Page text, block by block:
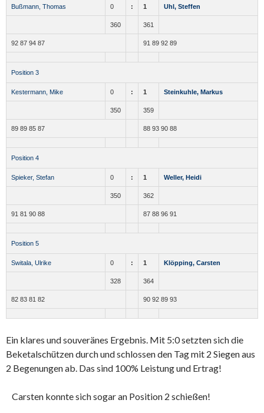
Bußmann, Thomas 0 : 1 Uhl, Steffen
360 361
92 87 94 87 91 89 92 89
Position 3
Kestermann, Mike 0 : 1 Steinkuhle, Markus
350 359
89 89 85 87 88 93 90 88
Position 4
Spieker, Stefan 0 : 1 Weller, Heidi
350 362
91 81 90 88 87 88 96 91
Position 5
Switala, Ulrike 0 : 1 Klöpping, Carsten
328 364
82 83 81 82 90 92 89 93
Ein klares und souveränes Ergebnis. Mit 5:0 setzten sich die
Beketalschützen durch und schlossen den Tag mit 2 Siegen aus
2 Begenungen ab. Das sind 100% Leistung und Ertrag!
Carsten konnte sich sogar an Position 2 schießen!